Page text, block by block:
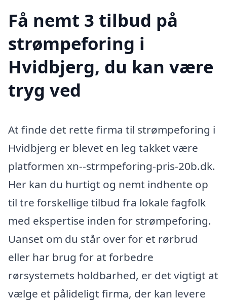
Få nemt 3 tilbud på
strømpeforing i
Hvidbjerg, du kan være
tryg ved
At finde det rette firma til strømpeforing i
Hvidbjerg er blevet en leg takket være
platformen xn--strmpeforing-pris-20b.dk.
Her kan du hurtigt og nemt indhente op
til tre forskellige tilbud fra lokale fagfolk
med ekspertise inden for strømpeforing.
Uanset om du står over for et rørbrud
eller har brug for at forbedre
rørsystemets holdbarhed, er det vigtigt at
vælge et pålideligt firma, der kan levere